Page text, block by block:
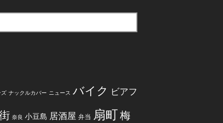
ズ ナックルカバー ニュース バイク ビアフ
奈良 小豆島 居酒屋 弁当 扇町梅